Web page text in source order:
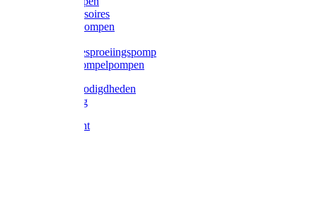
Pompaccessoires
Excellent pompen
Gardena besproeiingspomp
Gardena dompelpompen
Tyleen benodigdheden
Tyleenslang
Lange bocht